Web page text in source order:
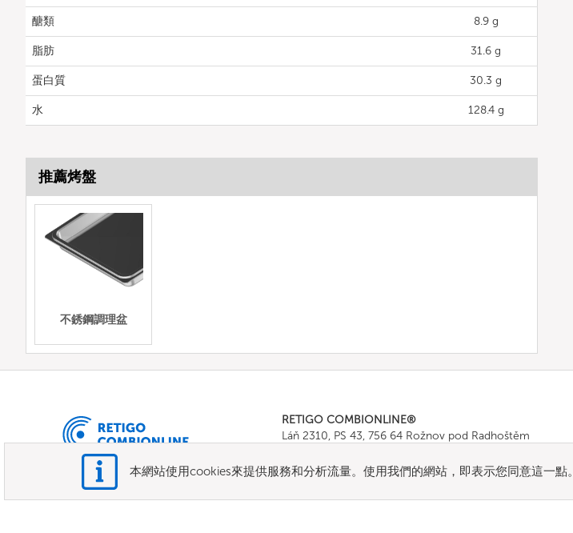
醣類 8.9 g
脂肪 31.6 g
蛋白質 30.3 g
水 128.4 g
推薦烤盤
不銹鋼調理盆
RETIGO COMBIONLINE®
Láň 2310, PS 43, 756 64 Rožnov pod Radhoštěm
E-mail:info@combionline.com
本網站使用cookies來提供服務和分析流量。使用我們的網站，即表示您同意這一點。